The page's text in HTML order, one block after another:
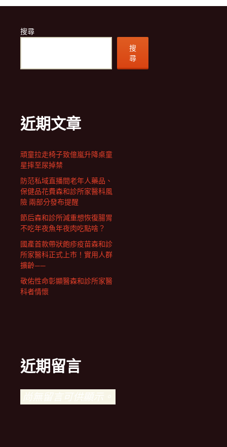
搜尋
搜
尋
近期文章
頑童拉走椅子致億嵐升降桌童
星摔至尿掉禁
防范私域直播間老年人藥品、
保健品花費森和診所家醫科風
險 兩部分發布提醒
節后森和診所減重想恢復腸胃
不吃年夜魚年夜肉吃點啥？
國產首款帶狀皰疹疫苗森和診
所家醫科正式上市！實用人群
擴齡——
敬佑性命彰顯醫森和診所家醫
科者情懷
近期留言
尚無留言可供顯示。